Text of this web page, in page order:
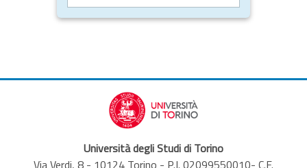
Università degli Studi di Torino
Via Verdi, 8 - 10124 Torino - P.I. 02099550010- C.F.